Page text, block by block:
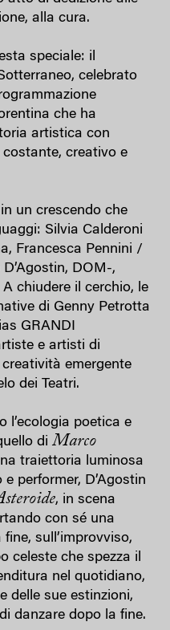
alla cura.
speciale: il
celebrato
che ha
artistica con
creativo e
un crescendo che
Silvia Calderoni
Francesca Pennini /
DOM-,
chiudere il cerchio, le
di Genny Petrotta
GRANDI
e artisti di
emergente
dei Teatri.
l’ecologia poetica e
di Marco
traiettoria luminosa
performer, D’Agostin
, in scena
con sé una
sull’improvviso,
celeste che spezza il
nel quotidiano,
delle sue estinzioni,
danzare dopo la fine.